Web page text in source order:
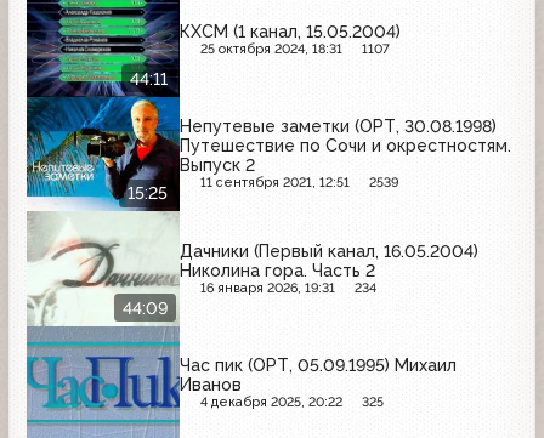
44:11
КХСМ (1 канал, 15.05.2004)
25 октября 2024, 18:31 1107
15:25
Непутевые заметки (ОРТ, 30.08.1998)
Путешествие по Сочи и окрестностям.
Выпуск 2
11 сентября 2021, 12:51 2539
44:09
Дачники (Первый канал, 16.05.2004)
Николина гора. Часть 2
16 января 2026, 19:31 234
Час пик (ОРТ, 05.09.1995) Михаил
Иванов
4 декабря 2025, 20:22 325